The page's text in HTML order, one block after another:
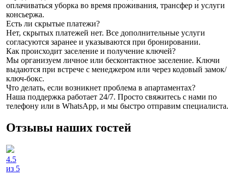
оплачиваться уборка во время проживания, трансфер и услуги
консьержа.
Есть ли скрытые платежи?
Нет, скрытых платежей нет. Все дополнительные услуги
согласуются заранее и указываются при бронировании.
Как происходит заселение и получение ключей?
Мы организуем личное или бесконтактное заселение. Ключи
выдаются при встрече с менеджером или через кодовый замок/
ключ-бокс.
Что делать, если возникнет проблема в апартаментах?
Наша поддержка работает 24/7. Просто свяжитесь с нами по
телефону или в WhatsApp, и мы быстро отправим специалиста.
Отзывы наших гостей
4.5
из 5